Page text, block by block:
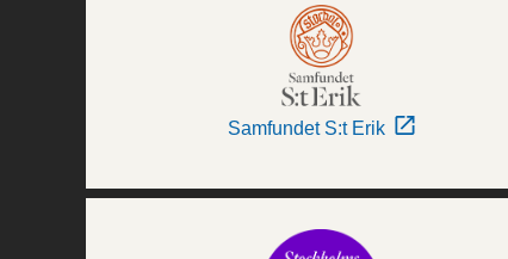
Samfundet S:t Erik